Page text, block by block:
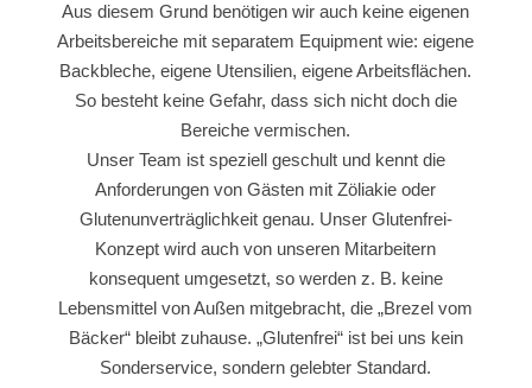
Aus diesem Grund benötigen wir auch keine eigenen
Arbeitsbereiche mit separatem Equipment wie: eigene
Backbleche, eigene Utensilien, eigene Arbeitsflächen.
So besteht keine Gefahr, dass sich nicht doch die
Bereiche vermischen.
Unser Team ist speziell geschult und kennt die
Anforderungen von Gästen mit Zöliakie oder
Glutenunverträglichkeit genau. Unser Glutenfrei-
Konzept wird auch von unseren Mitarbeitern
konsequent umgesetzt, so werden z. B. keine
Lebensmittel von Außen mitgebracht, die „Brezel vom
Bäcker“ bleibt zuhause. „Glutenfrei“ ist bei uns kein
Sonderservice, sondern gelebter Standard.